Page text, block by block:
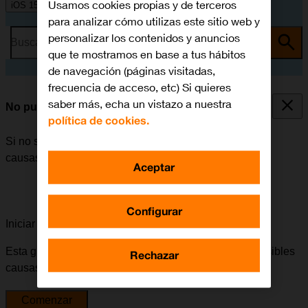
iOS 15.0
Busca por problema o tema
No puedo encender mi móvil
Si no se puede encender el móvil, puede haber varias
causas posibles al problema.
Iniciar la guía para solucionar tu problema
Esta guía te va a conducir a través de una serie de posibles
causas y soluciones al problema.
Comenzar
Usamos cookies propias y de terceros
para analizar cómo utilizas este sitio web y
personalizar los contenidos y anuncios
que te mostramos en base a tus hábitos
de navegación (páginas visitadas,
frecuencia de acceso, etc) Si quieres
saber más, echa un vistazo a nuestra
política de cookies.
Configurar
Rechazar
Aceptar